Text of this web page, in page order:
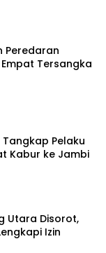
Peredaran
Tersangka
Pelaku
Kabur ke Jambi
Utara Disorot,
Izin